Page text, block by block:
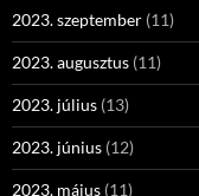
2023. szeptember (11)
2023. augusztus (11)
2023. július (13)
2023. június (12)
2023. május (11)